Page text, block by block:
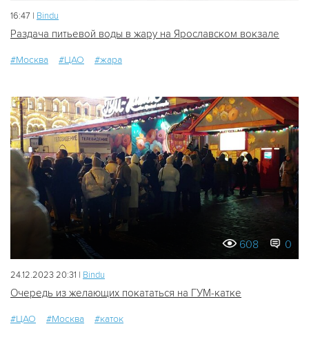
16:47 | Bindu
Раздача питьевой воды в жару на Ярославском вокзале
#Москва #ЦАО #жара
608 0
24.12.2023 20:31 | Bindu
Очередь из желающих покататься на ГУМ-катке
#ЦАО #Москва #каток